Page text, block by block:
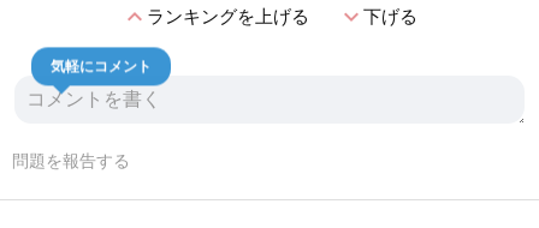
expand_lessランキングを上げる expand_more下げる
気軽にコメント
問題を報告する